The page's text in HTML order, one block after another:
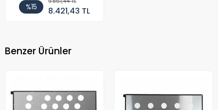
%15 8.421,43 TL
Benzer Ürünler